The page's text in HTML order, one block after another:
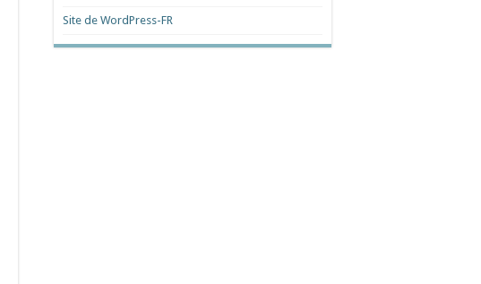
Site de WordPress-FR